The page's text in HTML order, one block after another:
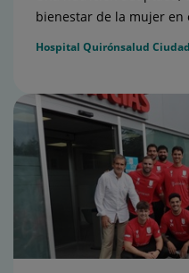
bienestar de la mujer en
Hospital Quirónsalud